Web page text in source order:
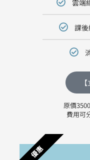
雲端
課
原價
費用可
優惠